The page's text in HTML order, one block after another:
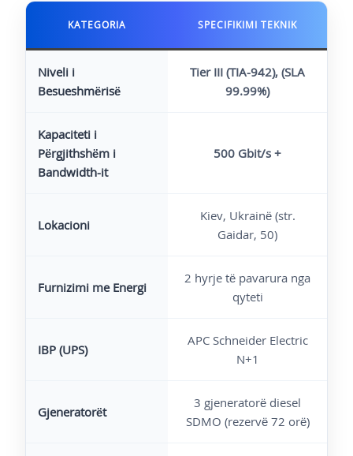
KATEGORIA SPECIFIKIMI TEKNIK
Niveli i
Besueshmërisë
Tier III (TIA-942), (SLA
99.99%)
Kapaciteti i
Përgjithshëm i
Bandwidth-it
500 Gbit/s +
Lokacioni
Kiev, Ukrainë (str.
Gaidar, 50)
Furnizimi me Energi
2 hyrje të pavarura nga
qyteti
IBP (UPS)
APC Schneider Electric
N+1
Gjeneratorët
3 gjeneratorë diesel
SDMO (rezervë 72 orë)